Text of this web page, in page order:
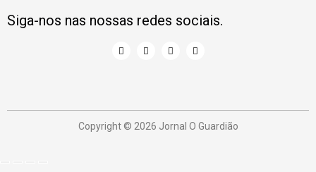
Siga-nos nas nossas redes sociais.
Copyright © 2026 Jornal O Guardião